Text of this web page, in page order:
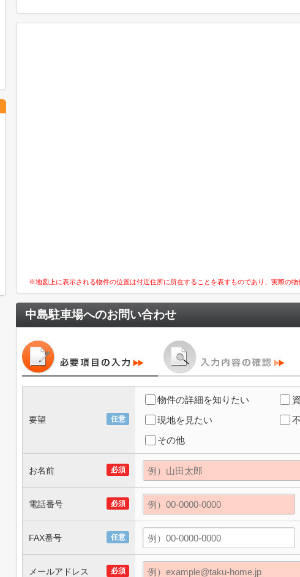
※地図上に表示される物件の位置は付近住所に所在することを表すものであり、実際の物
中島駐車場へのお問い合わせ
任意
要望
物件の詳細を知りたい
現地を見たい
その他
必須
お名前
必須
電話番号
任意
FAX番号
必須
メールアドレス